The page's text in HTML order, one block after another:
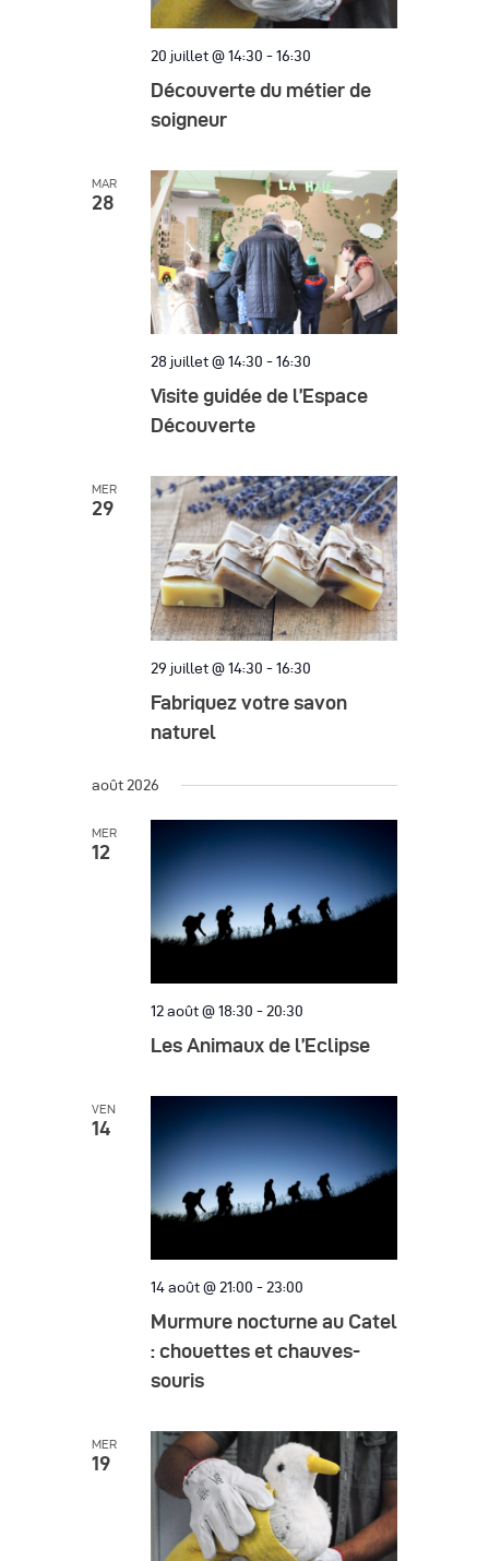
20 juillet @ 14:30 - 16:30
Découverte du métier de
soigneur
MAR
28
28 juillet @ 14:30 - 16:30
Visite guidée de l’Espace
Découverte
MER
29
29 juillet @ 14:30 - 16:30
Fabriquez votre savon
naturel
août 2026
MER
12
12 août @ 18:30 - 20:30
Les Animaux de l’Eclipse
VEN
14
14 août @ 21:00 - 23:00
Murmure nocturne au Catel
: chouettes et chauves-
souris
MER
19